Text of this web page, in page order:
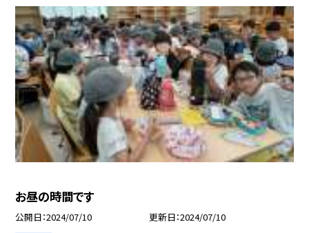
お昼の時間です
公開日 2024/07/10 更新日 2024/07/10